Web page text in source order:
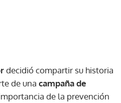
decidió compartir su historia
de una campaña de
de la prevención